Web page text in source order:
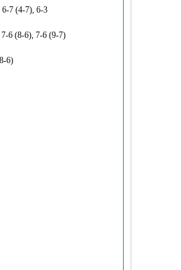
7 (4-7), 6-3
7-6 (8-6), 7-6 (9-7)
6)